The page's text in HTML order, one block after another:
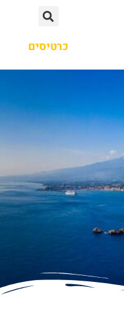
כרטיסים